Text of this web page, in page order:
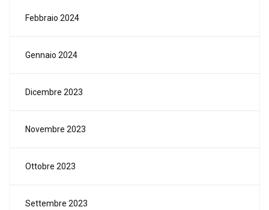
Febbraio 2024
Gennaio 2024
Dicembre 2023
Novembre 2023
Ottobre 2023
Settembre 2023